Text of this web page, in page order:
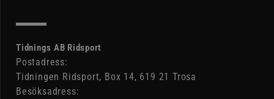
Tidnings AB Ridsport
Postadress:
Tidningen Ridsport, Box 14, 619 21 Trosa
Besöksadress: